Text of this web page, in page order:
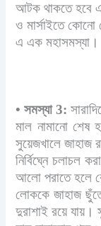
আটক থাকতে হবে
ও মার্সাইতে কোনো
এ এক মহাসমস্যা।
•সমস্যা 3:
মাল নামানো শেষ
সুয়েজখালে জাহাজ
নির্বিঘ্নে
আলো পরাতে হলে
লোককে জাহাজ
দুরাশাই রয়ে যায়।